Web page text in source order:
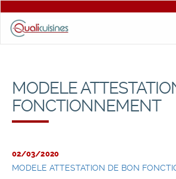
MODELE
FONCTIONNEMENT
02/03/2020
MODELE ATTESTATION DE BON